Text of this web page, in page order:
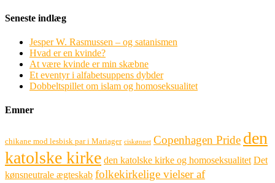
Seneste indlæg
Jesper W. Rasmussen – og satanismen
Hvad er en kvinde?
At være kvinde er min skæbne
Et eventyr i alfabetsuppens dybder
Dobbeltspillet om islam og homoseksualitet
Emner
chikane mod lesbisk par i Mariager ciskønnet Copenhagen Pride den
katolske kirke den katolske kirke og homoseksualitet Det
kønsneutrale ægteskab folkekirkelige vielser af